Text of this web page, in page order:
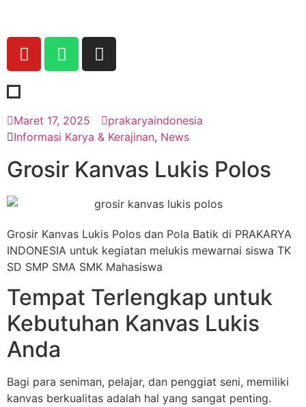
Maret 17, 2025
prakaryaindonesia
Informasi Karya & Kerajinan, News
Grosir Kanvas Lukis Polos
Grosir Kanvas Lukis Polos dan Pola Batik di PRAKARYA
INDONESIA untuk kegiatan melukis mewarnai siswa TK
SD SMP SMA SMK Mahasiswa
Tempat Terlengkap untuk
Kebutuhan Kanvas Lukis
Anda
Bagi para seniman, pelajar, dan penggiat seni, memiliki
kanvas berkualitas adalah hal yang sangat penting.